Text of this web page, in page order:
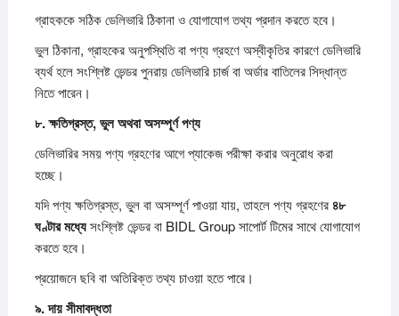
গ্রাহককে সঠিক ডেলিভারি ঠিকানা ও যোগাযোগ তথ্য প্রদান করতে হবে।
ভুল ঠিকানা, গ্রাহকের অনুপস্থিতি বা পণ্য গ্রহণে অস্বীকৃতির কারণে ডেলিভারি
ব্যর্থ হলে সংশ্লিষ্ট ভেন্ডর পুনরায় ডেলিভারি চার্জ বা অর্ডার বাতিলের সিদ্ধান্ত
নিতে পারেন।
৮.ক্ষতিগ্রস্ত,ভুলঅথবাঅসম্পূর্ণপণ্য
ডেলিভারির সময় পণ্য গ্রহণের আগে প্যাকেজ পরীক্ষা করার অনুরোধ করা
হচ্ছে।
যদি পণ্য ক্ষতিগ্রস্ত, ভুল বা অসম্পূর্ণ পাওয়া যায়, তাহলে পণ্য গ্রহণের ৪৮
ঘণ্টারমধ্যেসংশ্লিষ্ট ভেন্ডর বা BIDL Group সাপোর্ট টিমের সাথে যোগাযোগ
করতে হবে।
প্রয়োজনে ছবি বা অতিরিক্ত তথ্য চাওয়া হতে পারে।
৯.দায়সীমাবদ্ধতা